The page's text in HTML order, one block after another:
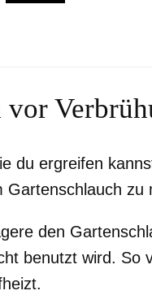
du ergreifen
zu
den
benutzt wird. So